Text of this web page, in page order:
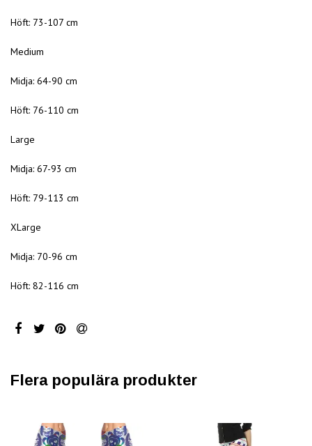
Höft: 73-107 cm
Medium
Midja: 64-90 cm
Höft: 76-110 cm
Large
Midja: 67-93 cm
Höft: 79-113 cm
XLarge
Midja: 70-96 cm
Höft: 82-116 cm
Flera populära produkter